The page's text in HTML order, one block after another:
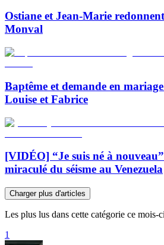
Ostiane et Jean-Marie
Monval
Baptême et demande en
Louise et Fabrice
[VIDÉO] “Je suis né à
miraculé du séisme au Venezuela
Charger plus d'articles
Les plus lus dans cette catégorie ce mois-ci
1